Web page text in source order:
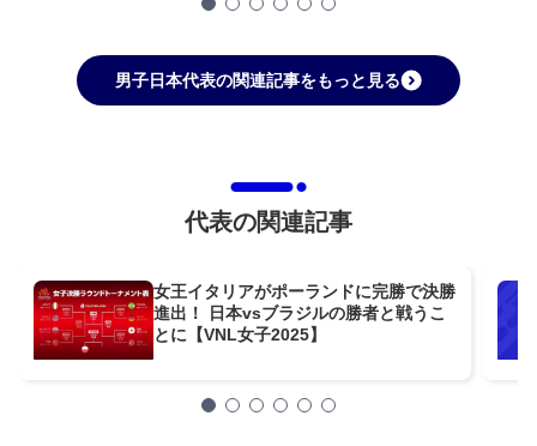
男子日本代表の関連記事をもっと見る
代表の関連記事
女王イタリアがポーランドに完勝で決勝
進出！ 日本vsブラジルの勝者と戦うこ
とに【VNL女子2025】